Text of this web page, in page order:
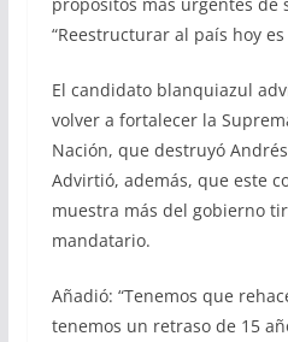
“Reestructurar al país hoy
El candidato blanquiazul
volver a fortalecer la
Nación, que destruyó
Advirtió, además, que este
muestra más del gobierno
mandatario.
Añadió: “Tenemos que
tenemos un retraso de 15